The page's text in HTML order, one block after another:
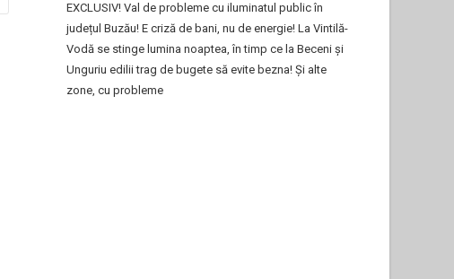
EXCLUSIV! Val de probleme cu iluminatul public în
județul Buzău! E criză de bani, nu de energie! La Vintilă-
Vodă se stinge lumina noaptea, în timp ce la Beceni și
Unguriu edilii trag de bugete să evite bezna! Și alte
zone, cu probleme